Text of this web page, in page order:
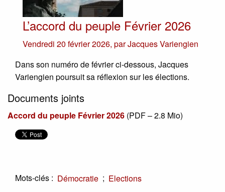
L’accord du peuple Février 2026
Vendredi 20 février 2026, parJacques Variengien
Dans son numéro de février ci-dessous, Jacques
Variengien poursuit sa réflexion sur les élections.
Documents joints
Accord du peuple Février 2026 (PDF – 2.8 Mio)
Mots-clés : Démocratie ; Elections